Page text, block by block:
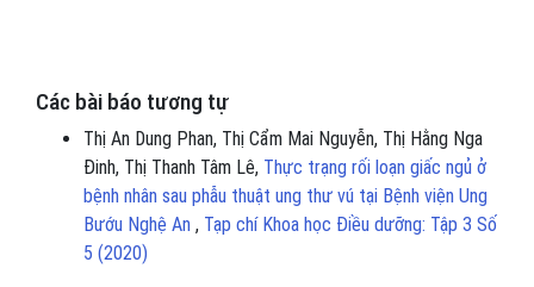
Các bài báo tương tự
Thị An Dung Phan, Thị Cẩm Mai Nguyễn, Thị Hằng Nga
Đinh, Thị Thanh Tâm Lê, Thực trạng rối loạn giấc ngủ ở
bệnh nhân sau phẫu thuật ung thư vú tại Bệnh viện Ung
Bướu Nghệ An , Tạp chí Khoa học Điều dưỡng: Tập 3 Số
5 (2020)